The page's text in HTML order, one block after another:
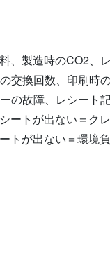
、製造時のCO2、
交換回数、印刷時
の故障、レシート
ートが出ない＝ク
トが出ない＝環境